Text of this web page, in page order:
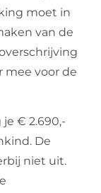
moet in
van de
mee voor de
€ 2.690,-
De
niet uit.